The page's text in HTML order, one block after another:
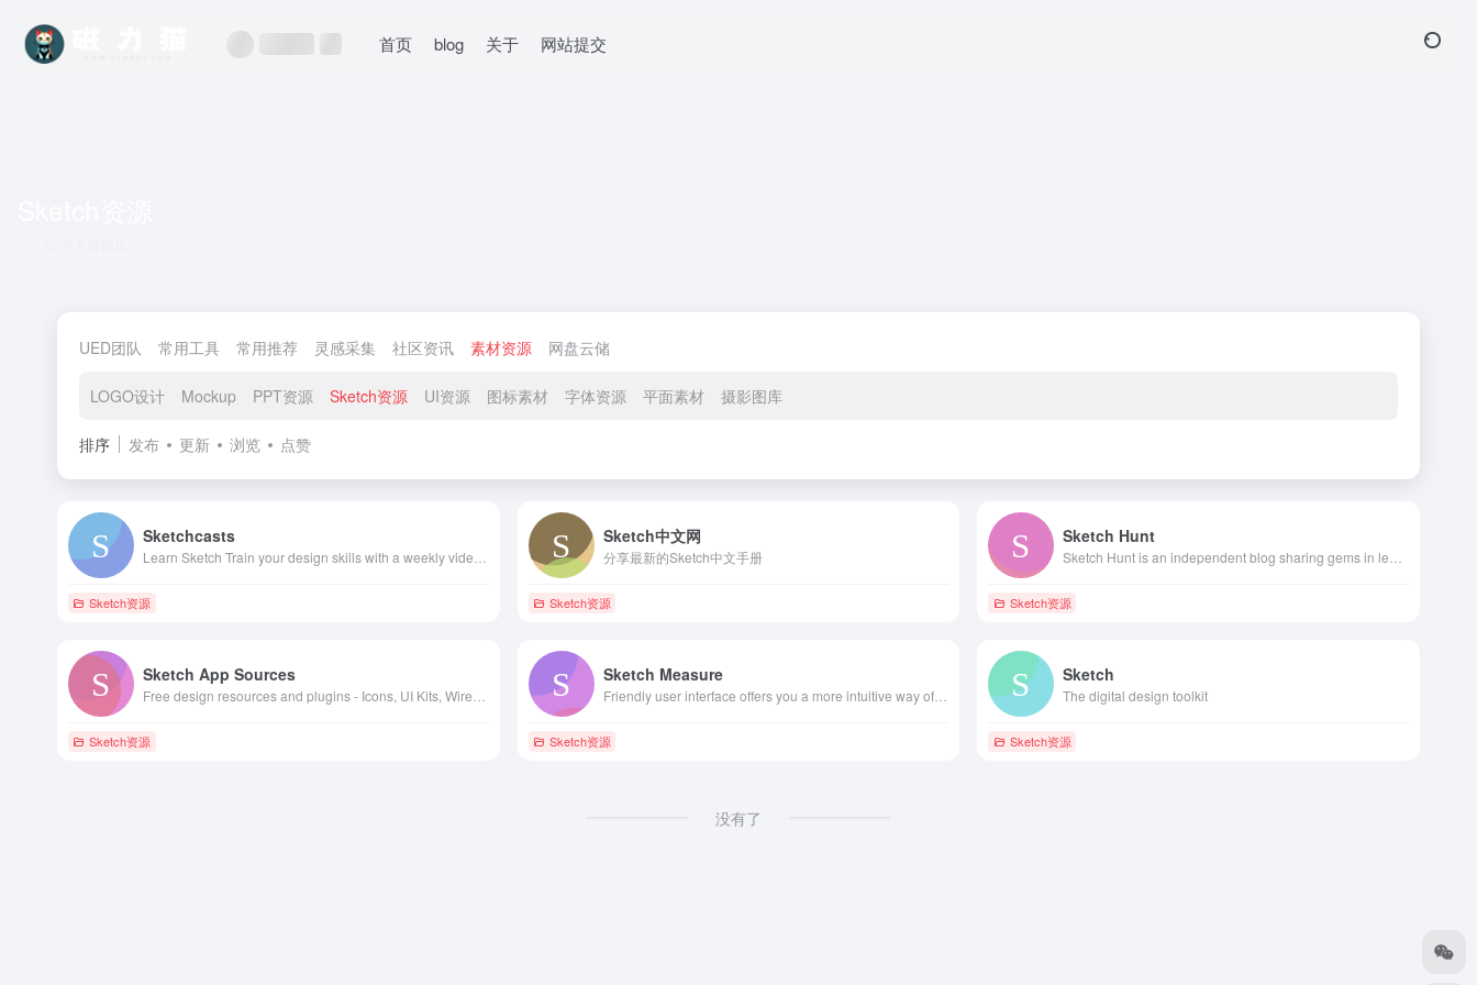
首页 blog 关于 网站提交
UED团队 常用工具 常用推荐 灵感采集 社区资讯 素材资源 网盘云储
LOGO设计 Mockup PPT资源 Sketch资源 UI资源 图标素材 字体资源 平面素材 摄影图库
排序 发布 更新 浏览 点赞
Sketchcasts
Sketch资源
Sketch中文网
分享最新的Sketch中文手册
Sketch资源
Sketch Hunt
Sketch资源
Sketch App Sources
Sketch资源
Sketch Measure
Friendly user interface offers you a more intuitive way of making marks.
Sketch资源
Sketch
The digital design toolkit
Sketch资源
没有了